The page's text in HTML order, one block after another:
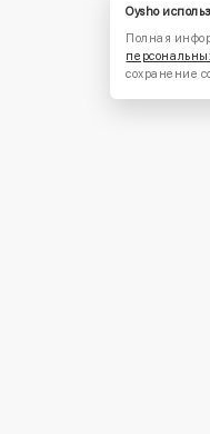
Oysho
Полная
сохранение